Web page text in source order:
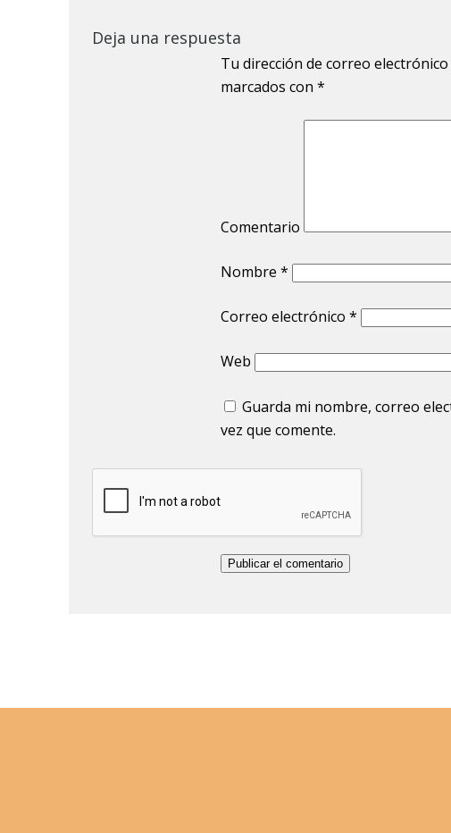
Deja una respuesta
Tu dirección de correo
marcados con *
Comentario
Nombre *
Correo electrónico *
Web
Guarda mi nombre, correo
vez que comente.